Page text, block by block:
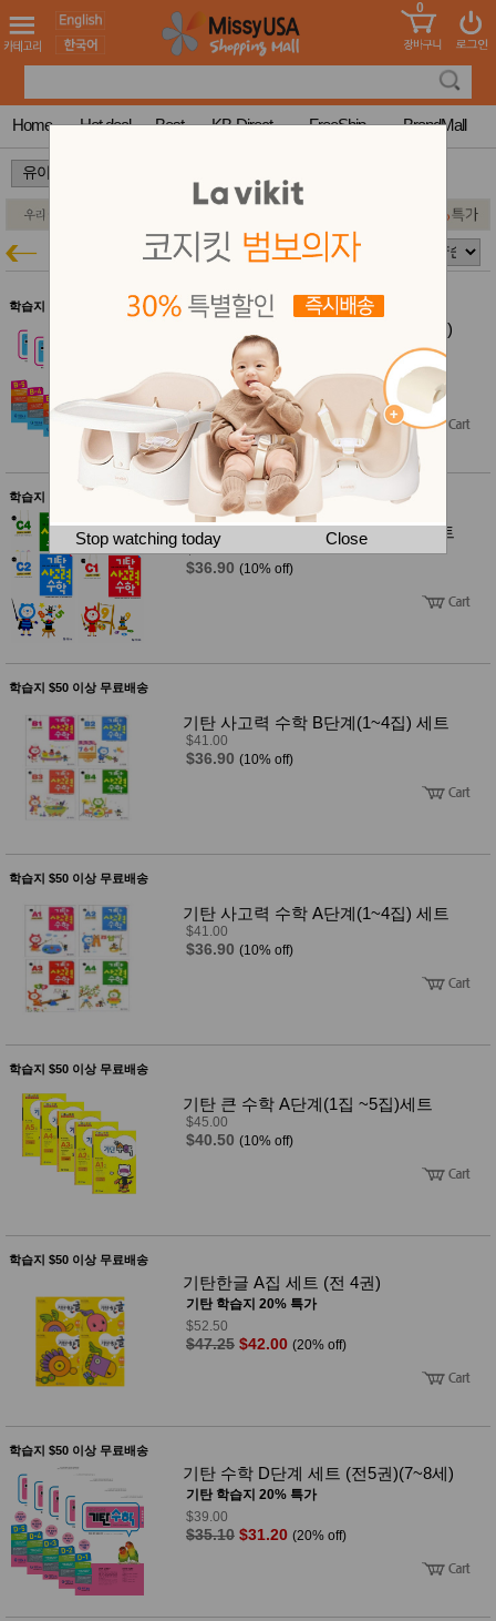
도 어린이
청소년
컬러링
북
한국학
습지
습지
고
국 송
꽃배송
건 홍삼전
드
건강보
조제품
기능성
건강식
품
성용품
뷰
티
스킨케
어
메이크
업
헤어케
어/염색
바디케
어/향수
남성화
장품
미용제
주방가
전
계절/생
활가전
건강가
전
드
기
조리용
품
주방소
품
품
면류
양념/소
스/가루
건조식
품
농산품
DVD
유아 보
드(칠
조형물
DIY
유아 이
유식
아기띠/
용/식기
용품
성장발
달교육
용품
패 어른내
의
유/아동
MissyShop
Login
0
Home Hot deal Best KB-Direct FreeShip BrandMall
Stop watching today Close
유아 학습지 유아특가
학습지 $50 이상 무료배송
기탄 수학 B단계 세트 (전5권)(5~6세)
기탄 학습지 20% 특가
$39.00
$35.10$31.20 (20% off)
학습지 $50 이상 무료배송
기탄 사고력 수학 C단계 (1~4집) 세트
$41.00
$36.90 (10% off)
학습지 $50 이상 무료배송
기탄 사고력 수학 B단계(1~4집) 세트
$41.00
$36.90 (10% off)
학습지 $50 이상 무료배송
기탄 사고력 수학 A단계(1~4집) 세트
$41.00
$36.90 (10% off)
학습지 $50 이상 무료배송
기탄 큰 수학 A단계(1집 ~5집)세트
$45.00
$40.50 (10% off)
학습지 $50 이상 무료배송
기탄한글 A집 세트 (전 4권)
기탄 학습지 20% 특가
$52.50
$47.25 $42.00 (20% off)
학습지 $50 이상 무료배송
기탄 수학 D단계 세트 (전5권)(7~8세)
기탄 학습지 20% 특가
$39.00
$35.10 $31.20 (20% off)